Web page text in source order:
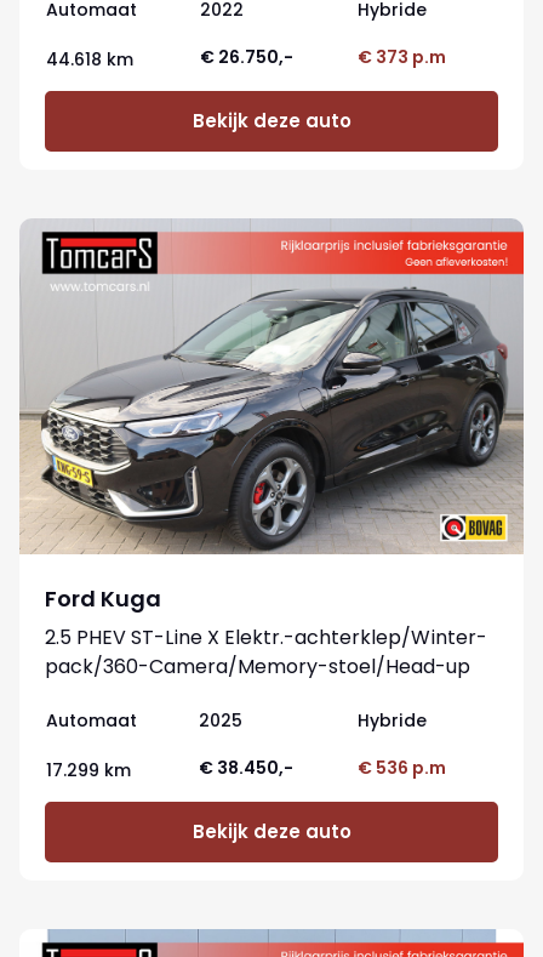
Automaat 2022 Hybride
44.618 km € 26.750,- € 373 p.m
Bekijk deze auto
Ford Kuga
2.5 PHEV ST-Line X Elektr.-achterklep/Winter-
pack/360-Camera/Memory-stoel/Head-up
Automaat 2025 Hybride
17.299 km € 38.450,- € 536 p.m
Bekijk deze auto